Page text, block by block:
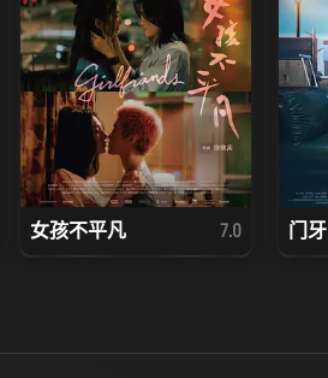
女孩不平凡 7.0 门牙